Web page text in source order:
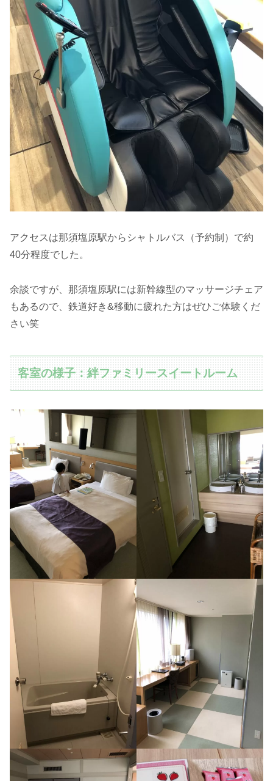
アクセスは那須塩原駅からシャトルバス（予約制）で約
40分程度でした。
余談ですが、那須塩原駅には新幹線型のマッサージチェア
もあるので、鉄道好き&移動に疲れた方はぜひご体験くだ
さい笑
客室の様子：絆ファミリースイートルーム